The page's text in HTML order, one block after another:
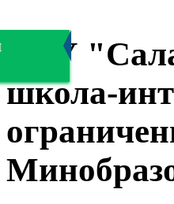
БОУ
школа-